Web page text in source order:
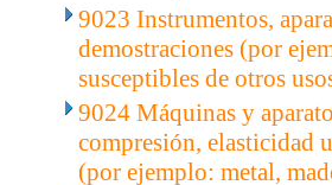
9023 Instrumentos,
demostraciones (por
susceptibles de otros
9024 Máquinas y
compresión, elasticidad
(por ejemplo: metal,